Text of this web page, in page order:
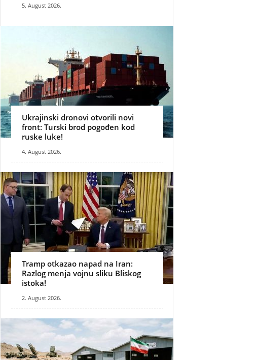
5. August 2026.
Ukrajinski dronovi otvorili novi
front: Turski brod pogođen kod
ruske luke!
4. August 2026.
Tramp otkazao napad na Iran:
Razlog menja vojnu sliku Bliskog
istoka!
2. August 2026.